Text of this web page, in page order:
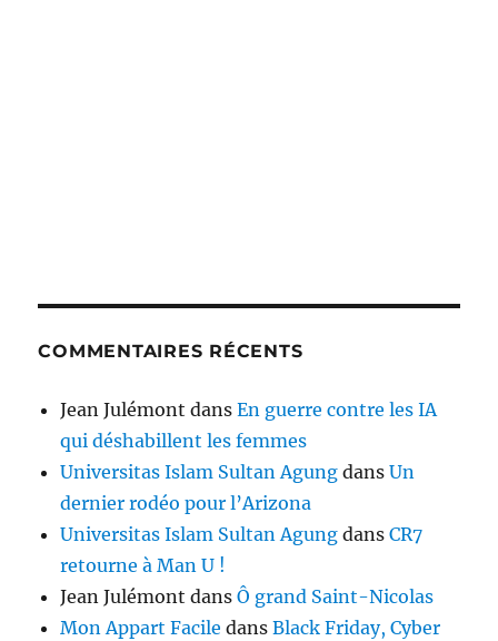
COMMENTAIRES RÉCENTS
Jean Julémont dansEn guerre contre les IA
qui déshabillent les femmes
Universitas Islam Sultan Agung dansUn
dernier rodéo pour l’Arizona
Universitas Islam Sultan Agung dansCR7
retourne à Man U !
Jean Julémont dansÔ grand Saint-Nicolas
Mon Appart Facile dansBlack Friday, Cyber